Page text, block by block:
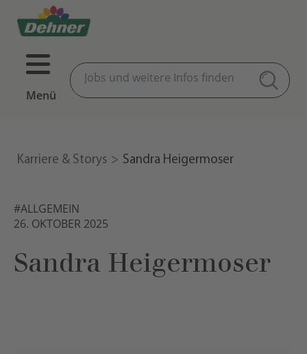
Menü
Karriere & Storys Sandra Heigermoser
#ALLGEMEIN
26. OKTOBER 2025
Sandra Heigermoser